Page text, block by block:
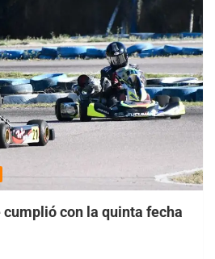
cumplió con la quinta fecha